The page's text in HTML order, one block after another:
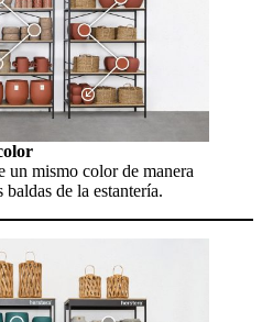
mismo color de manera
de la estantería.